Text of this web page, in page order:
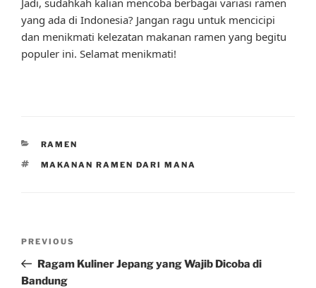
Jadi, sudahkah kalian mencoba berbagai variasi ramen
yang ada di Indonesia? Jangan ragu untuk mencicipi
dan menikmati kelezatan makanan ramen yang begitu
populer ini. Selamat menikmati!
CATEGORIES
RAMEN
TAGS
MAKANAN RAMEN DARI MANA
Previous
Post
PREVIOUS
Ragam Kuliner Jepang yang Wajib Dicoba di
Bandung